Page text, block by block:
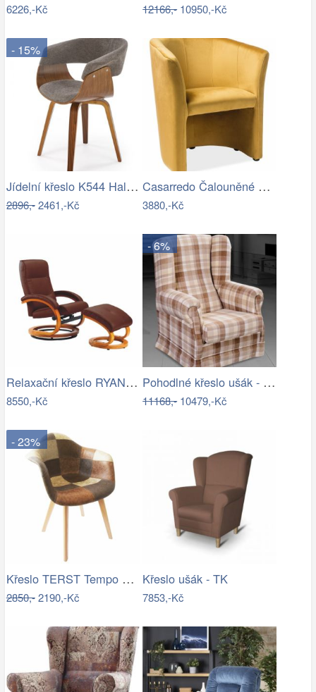
6226,-Kč 12166,-10950,-Kč
- 15%
Jídelní křeslo K544 Halmar
2896,-2461,-Kč
Casarredo Čalouněné křeslo TM-1 VELVET…
3880,-Kč
Relaxační křeslo RYAN Tempo Kondela
8550,-Kč
- 6%
Pohodlné křeslo ušák - ME
11168,-10479,-Kč
- 23%
Křeslo TERST Tempo Kondela
2850,-2190,-Kč
Křeslo ušák - TK
7853,-Kč